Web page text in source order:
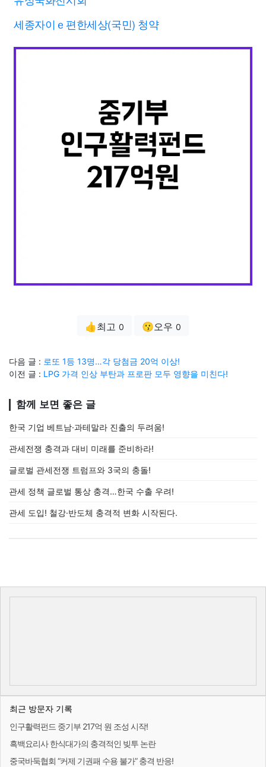
세종자이ｅ편한세상(국민) 청약
👍최고 0 😗오우 0
다음 글 : 로또 1등 13명…각 당첨금 20억 이상!
이전 글 : LPG 가격 인상 부탄과 프로판 모두 영향을 미친다!
함께 보면 좋은 글
한국 기업 베트남·과테말라 진출의 두려움!
관세전쟁 충격과 대비 미래를 준비하라!
글로벌 관세전쟁 트럼프와 3국의 충돌!
관세 정책 글로벌 통상 충격…한국 수출 우려!
관세 도입! 철강·반도체 충격적 변화 시작된다.
최근 방문자 기록
인구활력펀드 중기부 217억 원 조성 시작!
흑백요리사 한식대가의 충격적인 빚투 논란
중국바둑협회 “커제 기권패 수용 불가” 충격 반응!